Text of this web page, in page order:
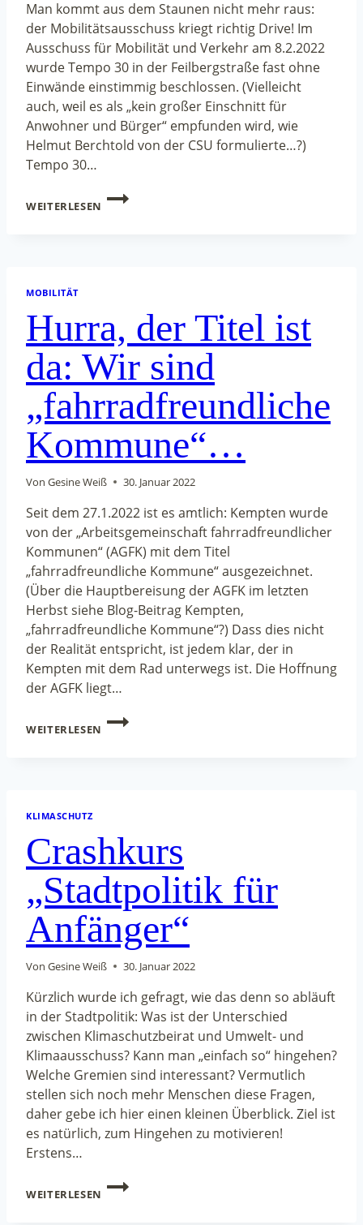
Man kommt aus dem Staunen nicht mehr raus:
der Mobilitätsausschuss kriegt richtig Drive! Im
Ausschuss für Mobilität und Verkehr am 8.2.2022
wurde Tempo 30 in der Feilbergstraße fast ohne
Einwände einstimmig beschlossen. (Vielleicht
auch, weil es als „kein großer Einschnitt für
Anwohner und Bürger“ empfunden wird, wie
Helmut Berchtold von der CSU formulierte…?)
Tempo 30…
WEITERLESEN
BEWEGUNG
MOBILITÄT
Hurra, der Titel ist
da: Wir sind
„fahrradfreundliche
Kommune“…
Von Gesine Weiß 30. Januar 2022
Seit dem 27.1.2022 ist es amtlich: Kempten wurde
von der „Arbeitsgemeinschaft fahrradfreundlicher
Kommunen“ (AGFK) mit dem Titel
„fahrradfreundliche Kommune“ ausgezeichnet.
(Über die Hauptbereisung der AGFK im letzten
Herbst siehe Blog-Beitrag Kempten,
„fahrradfreundliche Kommune“?) Dass dies nicht
der Realität entspricht, ist jedem klar, der in
Kempten mit dem Rad unterwegs ist. Die Hoffnung
der AGFK liegt…
WEITERLESEN
HURRA,
KOMMUNE“…
KLIMASCHUTZ
Crashkurs
„Stadtpolitik für
Anfänger“
Von Gesine Weiß 30. Januar 2022
Kürzlich wurde ich gefragt, wie das denn so abläuft
in der Stadtpolitik: Was ist der Unterschied
zwischen Klimaschutzbeirat und Umwelt- und
Klimaausschuss? Kann man „einfach so“ hingehen?
Welche Gremien sind interessant? Vermutlich
stellen sich noch mehr Menschen diese Fragen,
daher gebe ich hier einen kleinen Überblick. Ziel ist
es natürlich, zum Hingehen zu motivieren!
Erstens…
WEITERLESEN
CRASHKURS